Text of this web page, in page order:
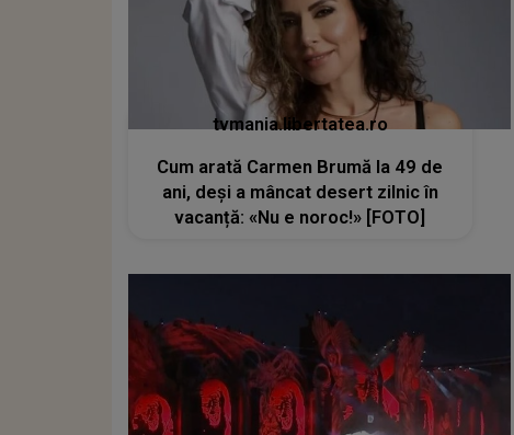
tvmania.libertatea.ro
Cum arată Carmen Brumă la 49 de
ani, deși a mâncat desert zilnic în
vacanță: «Nu e noroc!» [FOTO]